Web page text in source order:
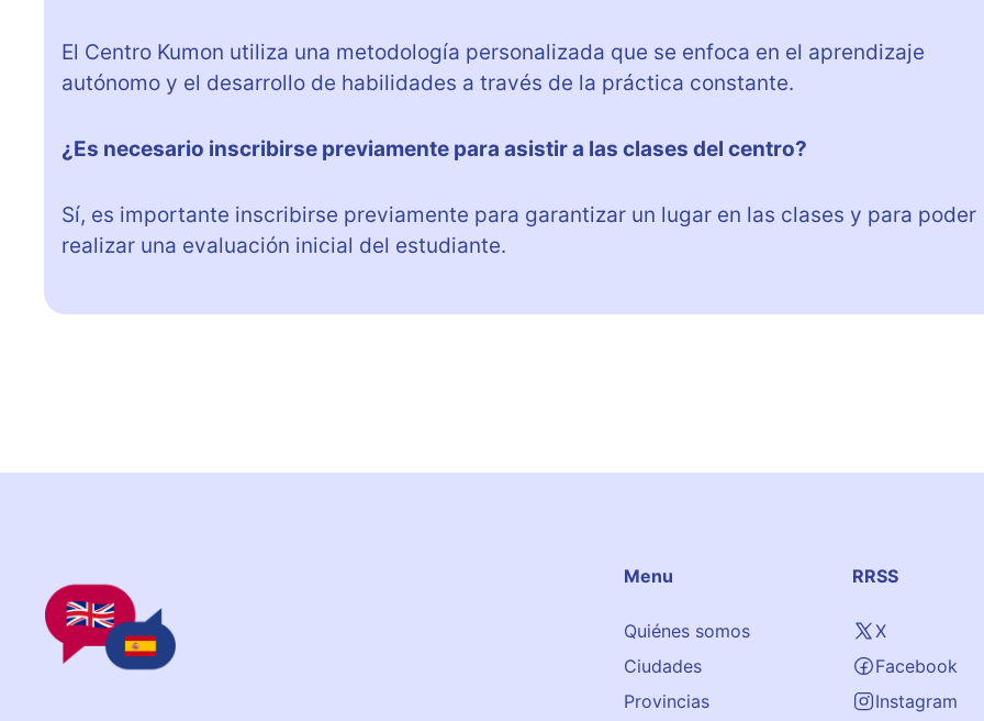
El Centro Kumon utiliza una metodología personalizada que se enfoca en el aprendizaje
autónomo y el desarrollo de habilidades a través de la práctica constante.
¿Es necesario inscribirse previamente para asistir a las clases del centro?
Sí, es importante inscribirse previamente para garantizar un lugar en las clases y para poder
realizar una evaluación inicial del estudiante.
Menu
Quiénes somos
Ciudades
Provincias
RRSS
X
Facebook
Instagram